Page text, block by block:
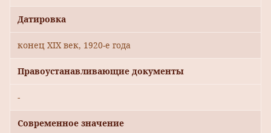
Датировка
конец XIX век, 1920-е года
Правоустанавливающие документы
-
Современное значение